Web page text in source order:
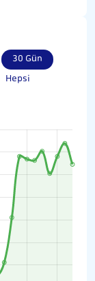
30 Gün
Hepsi